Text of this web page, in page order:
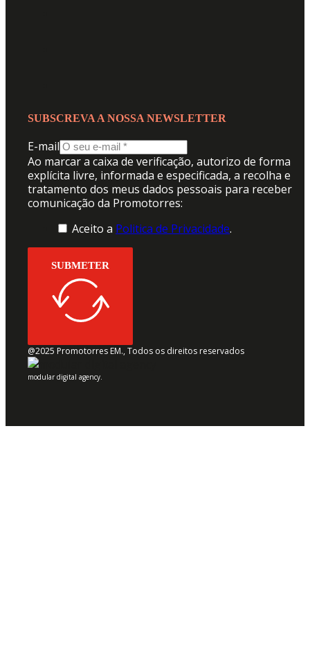
SUBSCREVA A NOSSA NEWSLETTER
E-mail
Ao marcar a caixa de verificação, autorizo de forma
explícita livre, informada e especificada, a recolha e
tratamento dos meus dados pessoais para receber
comunicação da Promotorres:
Aceito a Politica de Privacidade.
SUBMETER
@2025 Promotorres EM., Todos os direitos reservados
modular digital agency.